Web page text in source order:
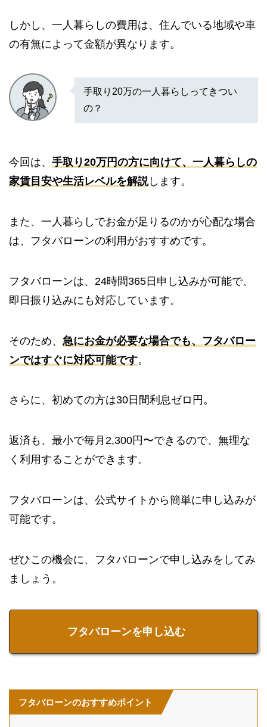
しかし、一人暮らしの費用は、住んでいる地域や車
の有無によって金額が異なります。
手取り20万の一人暮らしってきつい
の？
今回は、 手取り20万円の方に向けて、一人暮らしの
家賃目安や生活レベルを解説します。
また、一人暮らしでお金が足りるのかが心配な場合
は、フタバローンの利用がおすすめです。
フタバローンは、24時間365日申し込みが可能で、
即日振り込みにも対応しています。
そのため、 急にお金が必要な場合でも、フタバロー
ンではすぐに対応可能です。
さらに、初めての方は30日間利息ゼロ円。
返済も、最小で毎月2,300円〜できるので、無理な
く利用することができます。
フタバローンは、公式サイトから簡単に申し込みが
可能です。
ぜひこの機会に、フタバローンで申し込みをしてみ
ましょう。
フタバローンを申し込む
フタバローンのおすすめポイント